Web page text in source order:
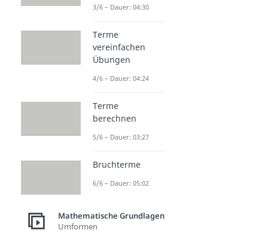
3/6 – Dauer: 04:30
Terme
vereinfachen
Übungen
4/6 – Dauer: 04:24
Terme
berechnen
5/6 – Dauer: 03:27
Bruchterme
6/6 – Dauer: 05:02
Mathematische Grundlagen
Umformen